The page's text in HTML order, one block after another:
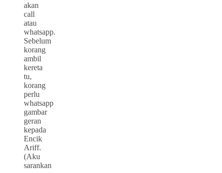
akan
call
atau
whatsapp.
Sebelum
korang
ambil
kereta
tu,
korang
perlu
whatsapp
gambar
geran
kepada
Encik
Ariff.
(Aku
sarankan